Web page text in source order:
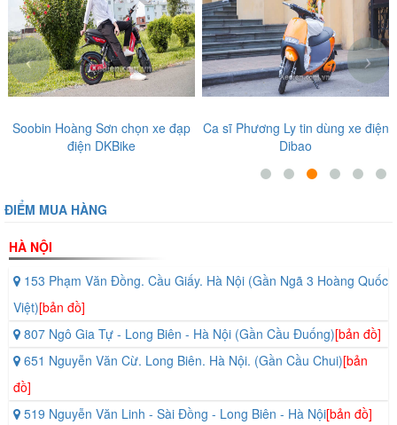
Soobin Hoàng Sơn chọn xe đạp
điện DKBike
Ca sĩ Phương Ly tin dùng xe điện
Dibao
‹ ›
ĐIỂM MUA HÀNG
HÀ NỘI
153 Phạm Văn Đồng. Cầu Giấy. Hà Nội (Gần Ngã 3 Hoàng Quốc
Việt)[bản đồ]
807 Ngô Gia Tự - Long Biên - Hà Nội (Gần Cầu Đuống)[bản đồ]
651 Nguyễn Văn Cừ. Long Biên. Hà Nội. (Gần Cầu Chui)[bản
đồ]
519 Nguyễn Văn Linh - Sài Đồng - Long Biên - Hà Nội[bản đồ]